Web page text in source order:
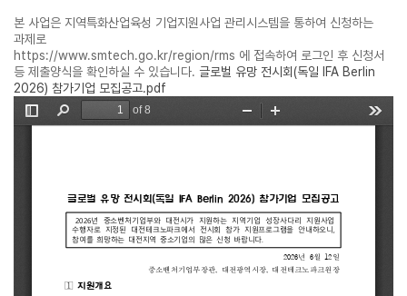
본 사업은 지역특화산업육성 기업지원사업 관리시스템을 통하여 신청하는
과제로
https://www.smtech.go.kr/region/rms 에 접속하여 로그인 후 신청서
등 제출양식을 확인하실 수 있습니다. 글로벌 유망 전시회(독일 IFA Berlin
2026) 참가기업 모집공고.pdf